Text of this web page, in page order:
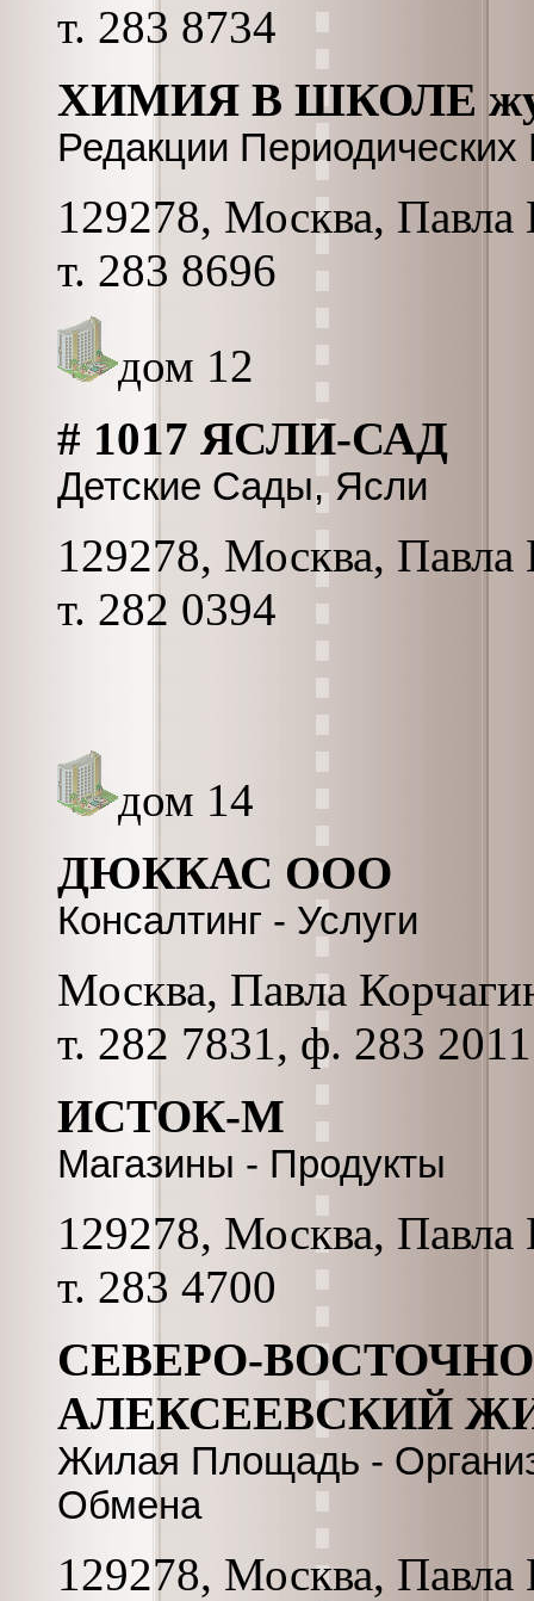
т. 283 8734
ХИМИЯ В ШКОЛЕ
Редакции Периодических
129278, Москва, Павла
т. 283 8696
дом 12
# 1017 ЯСЛИ-САД
Детские Сады, Ясли
129278, Москва, Павла
т. 282 0394
дом 14
ДЮККАС ООО
Консалтинг - Услуги
Москва, Павла
т. 282 7831, ф. 283 2011
ИСТОК-М
Магазины - Продукты
129278, Москва, Павла
т. 283 4700
СЕВЕРО-
АЛЕКСЕЕВСКИЙ
Жилая Площадь -
Обмена
129278, Москва, Павла